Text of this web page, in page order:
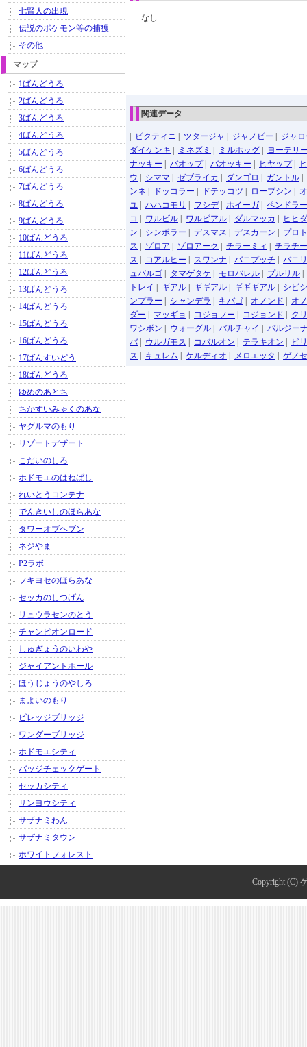
なし
関連データ
ビクティニ ツタージャ ジャノビー
ジャ
ダイケンキ
ミネズミ ミルホッグ
ヨーテリ
ナッキー
バオップ| バオッキー ヒヤップ|
ウ
シママ ゼブライカ ダンゴロ ガントル
ンネ
ドッコラー ドテッコツ ローブシン
ユ
ハハコモリ フシデ| ホイーガ
ペンドラー
コ
ワルビル ワルビアル ダルマッカ
ヒヒ
ン
シンボラー デスマス デスカーン
プロ
ス
ゾロア ゾロアーク チラーミィ
チラチ
ス
コアルヒー スワンナ バニプッチ
バニ
ュバルゴ
タマゲタケ モロバレル プルリル
トレイ
ギアル ギギアル ギギギアル
シビ
ンプラー
シャンデラ キバゴ オノンド
オ
ダー
マッギョ コジョフー コジョンド
ク
ワシボン
ウォーグル バルチャイ
バルジー
バ| ウルガモス コバルオン テラキオン
ビ
ス
キュレム ケルディオ メロエッタ ゲノ
七賢人の出現
伝説のポケモン等の捕獲
その他
マップ
1ばんどうろ
2ばんどうろ
3ばんどうろ
4ばんどうろ
5ばんどうろ
6ばんどうろ
7ばんどうろ
8ばんどうろ
9ばんどうろ
10ばんどうろ
11ばんどうろ
12ばんどうろ
13ばんどうろ
14ばんどうろ
15ばんどうろ
16ばんどうろ
17ばんすいどう
18ばんどうろ
ゆめのあとち
ちかすいみゃくのあな
ヤグルマのもり
リゾートデザート
こだいのしろ
ホドモエのはねばし
れいとうコンテナ
でんきいしのほらあな
タワーオブヘブン
ネジやま
P2ラボ
フキヨセのほらあな
セッカのしつげん
リュウラセンのとう
チャンピオンロード
しゅぎょうのいわや
ジャイアントホール
ほうじょうのやしろ
まよいのもり
ビレッジブリッジ
ワンダーブリッジ
ホドモエシティ
バッジチェックゲート
セッカシティ
サンヨウシティ
サザナミわん
サザナミタウン
ホワイトフォレスト
Copyright (C)